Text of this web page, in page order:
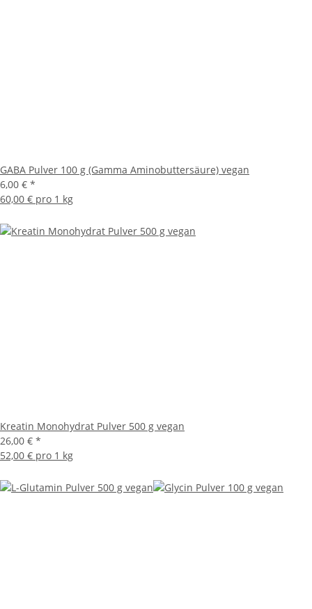
GABA Pulver 100 g (Gamma Aminobuttersäure) vegan
6,00 € *
60,00 € pro 1 kg
Kreatin Monohydrat Pulver 500 g vegan
26,00 € *
52,00 € pro 1 kg